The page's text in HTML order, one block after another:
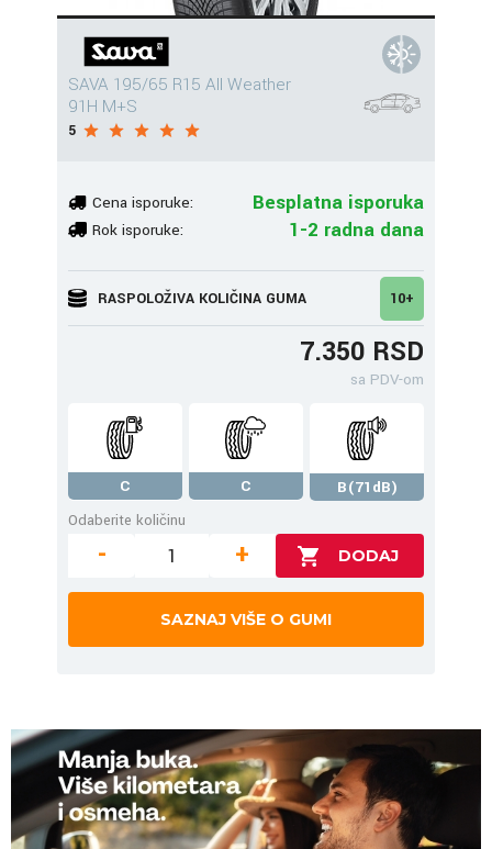
SAVA 195/65 R15 All Weather
91H M+S
5
Cena isporuke: Besplatna isporuka
Rok isporuke: 1-2 radna dana
RASPOLOŽIVA KOLIČINA GUMA 10+
7.350 RSD
sa PDV-om
C C
B(71dB)
Odaberite količinu
- +
SAZNAJ VIŠE O GUMI